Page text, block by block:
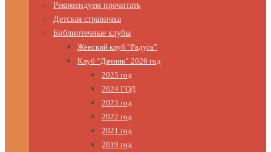
Рекомендуем прочитать
Детская страничка
Библиотечные клубы
Женский клуб “Радуга”
Клуб “Дачник” 2026 год
2025 год
2024 ГОД
2023 год
2022 год
2021 год
2019 год